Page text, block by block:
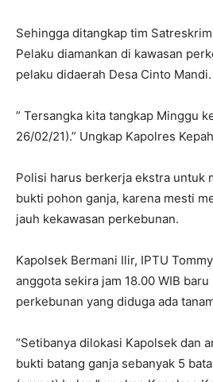
Sehingga ditangkap tim
Pelaku diamankan di kawasan
pelaku didaerah Desa Cinto Mandi.
” Tersangka kita tangkap Minggu
26/02/21).” Ungkap Kapolres
Polisi harus berkerja ekstra untuk
bukti pohon ganja, karena mesti
jauh kekawasan perkebunan.
Kapolsek Bermani Ilir, IPTU
anggota sekira jam 18.00 WIB
perkebunan yang diduga ada
“Setibanya dilokasi Kapolsek dan
bukti batang ganja sebanyak 5